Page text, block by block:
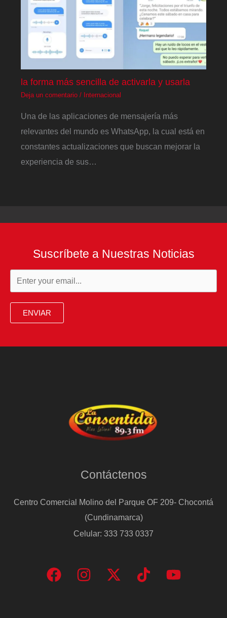
la forma más sencilla de activarla y usarla
Deja un comentario / Internacional
Una de las aplicaciones de mensajería más
relevantes del mundo es WhatsApp, la cual está en
constantes actualizaciones que buscan mejorar la
experiencia de sus…
Suscríbete a Nuestras Noticias
ENVIAR
Contáctenos
Centro Comercial Molino del Parque OF 209- Chocontá
(Cundinamarca)
Celular: 333 733 0337